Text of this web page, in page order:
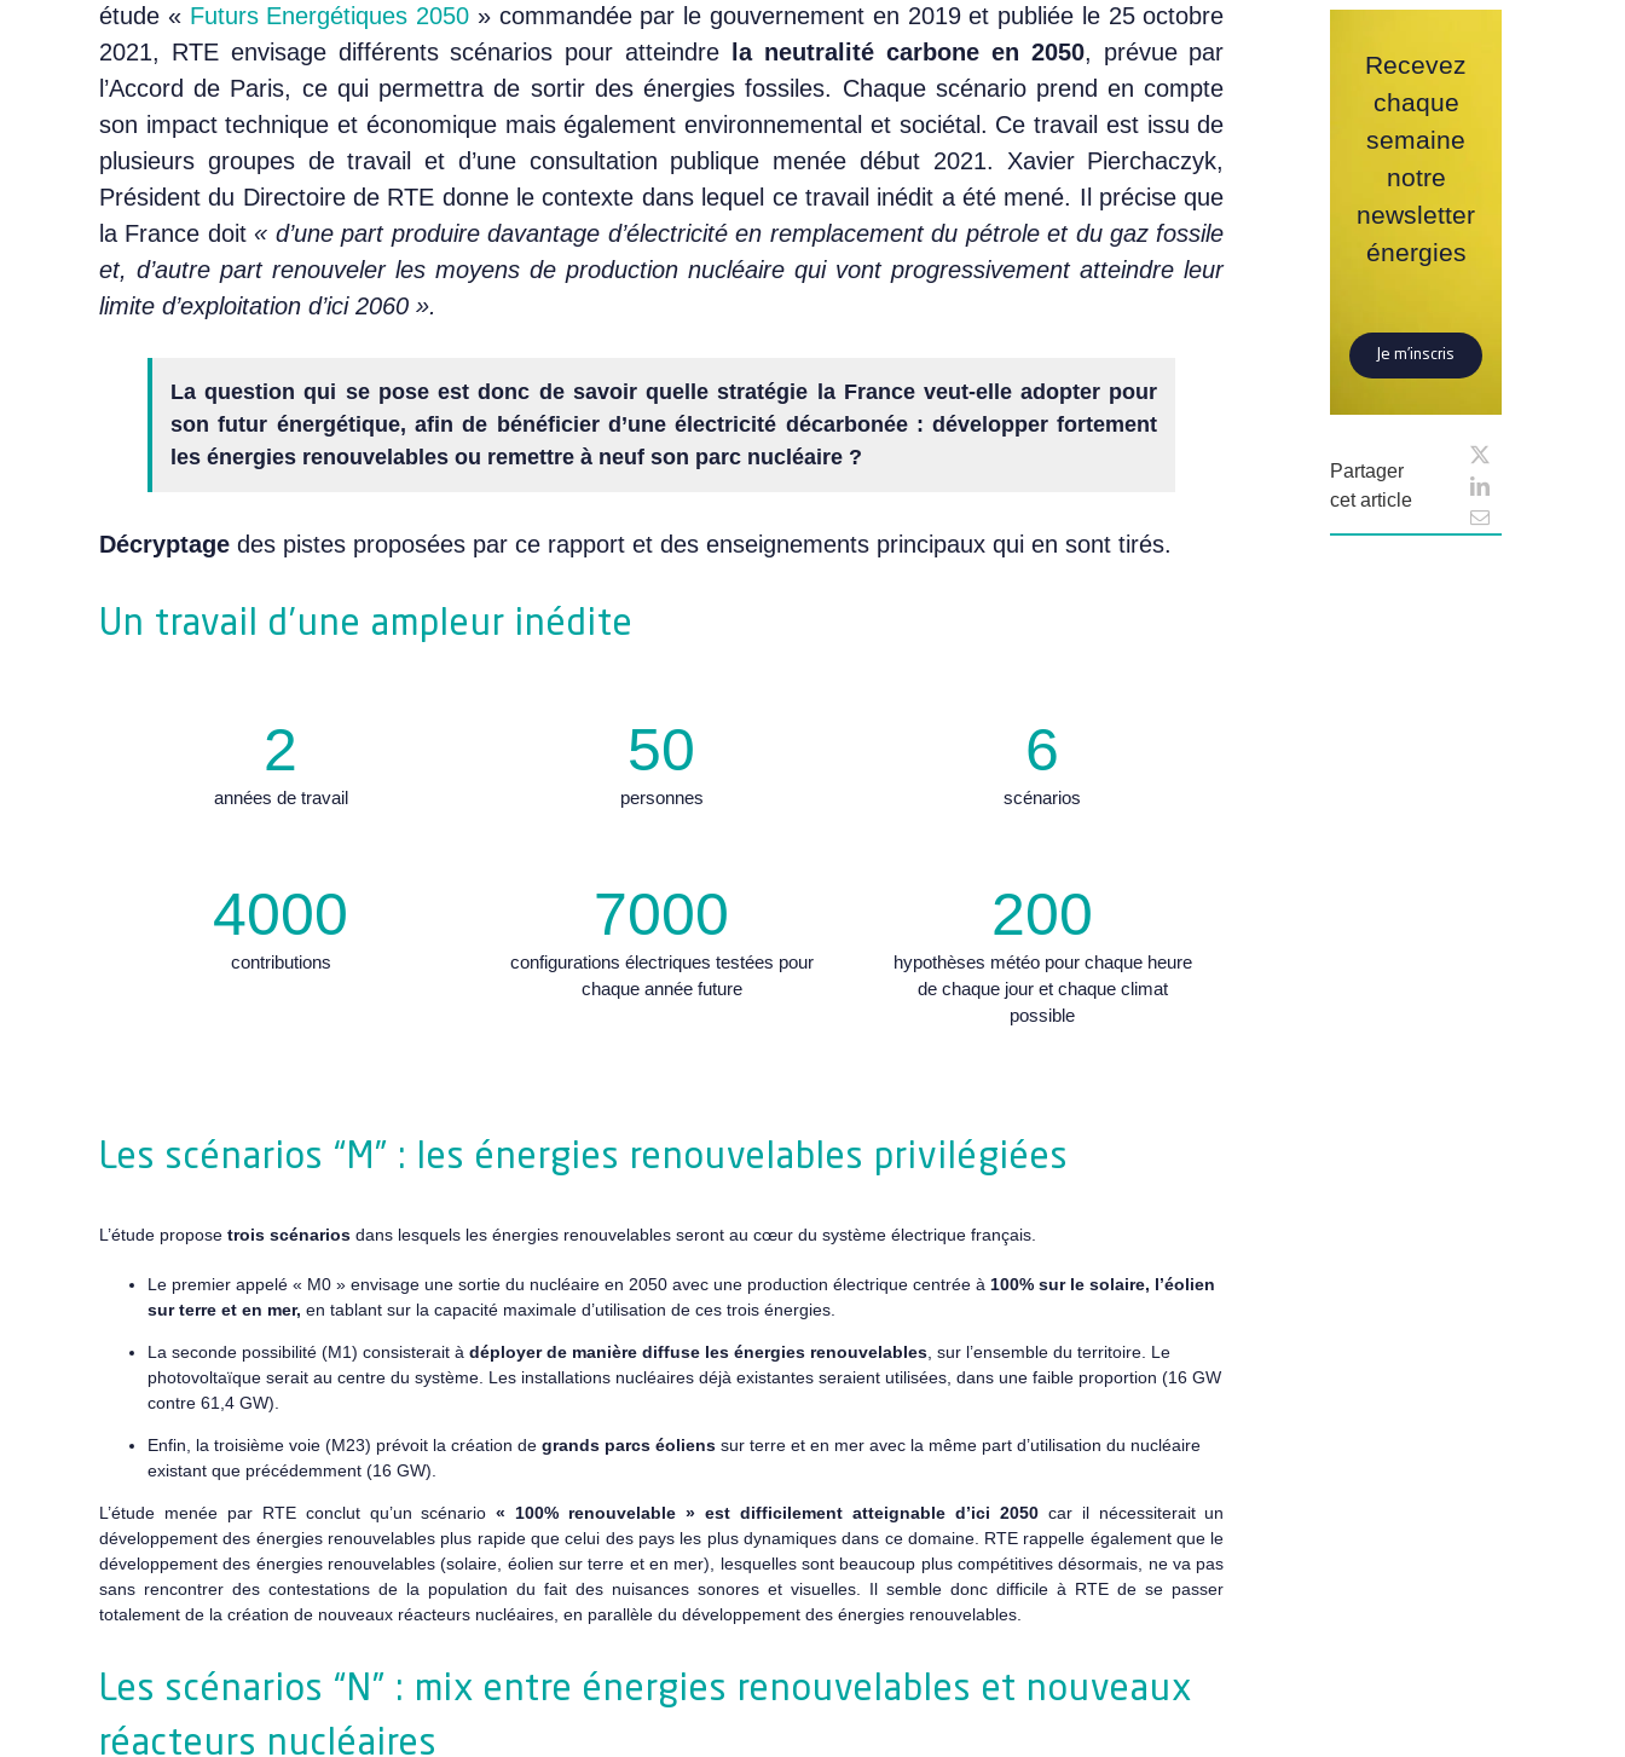
étude « Futurs Energétiques 2050 » commandée par le gouvernement en 2019 et publiée le 25 octobre
2021, RTE envisage différents scénarios pour atteindre
la neutralité carbone en 2050, prévue par
l’Accord de Paris, ce qui permettra de sortir des énergies fossiles. Chaque scénario prend en compte
son impact technique et économique mais également environnemental et sociétal. Ce travail est issu de
plusieurs groupes de travail et d’une consultation publique menée début 2021. Xavier Pierchaczyk,
Président du Directoire de RTE donne le contexte dans lequel ce travail inédit a été mené. Il précise que
la France doit« d’une part produire davantage d’électricité en remplacement du pétrole et du gaz fossile
et, d’autre part renouveler les moyens de production nucléaire qui vont progressivement atteindre leur
limite d’exploitation d’ici 2060 ».
La question qui se pose est donc de savoir quelle stratégie la France veut-elle adopter pour
son futur énergétique, afin de bénéficier d’une électricité décarbonée : développer fortement
les énergies renouvelables ou remettre à neuf son parc nucléaire ?
Décryptagedes pistes proposées par ce rapport et des enseignements principaux qui en sont tirés.
Un travail d’une ampleur inédite
2
années de travail
50
personnes
6
scénarios
4000
contributions
7000
configurations électriques testées pour
chaque année future
200
hypothèses météo pour chaque heure
de chaque jour et chaque climat
possible
Les scénarios “M” : les énergies renouvelables privilégiées
L’étude proposetrois scénariosdans lesquels les énergies renouvelables seront au cœur du système électrique français.
Le premier appelé « M0 » envisage une sortie du nucléaire en 2050 avec une production électrique centrée à 100% sur le solaire, l’éolien
sur terre et en mer, en tablant sur la capacité maximale d’utilisation de ces trois énergies.
La seconde possibilité (M1) consisterait à déployer de manière diffuse les énergies renouvelables, sur l’ensemble du territoire. Le
photovoltaïque serait au centre du système. Les installations nucléaires déjà existantes seraient utilisées, dans une faible proportion (16 GW
contre 61,4 GW).
Enfin, la troisième voie (M23) prévoit la création de grands parcs éolienssur terre et en mer avec la même part d’utilisation du nucléaire
existant que précédemment (16 GW).
L’étude menée par RTE conclut qu’un scénario« 100% renouvelable » est difficilement atteignable d’ici 2050car il nécessiterait un
développement des énergies renouvelables plus rapide que celui des pays les plus dynamiques dans ce domaine. RTE rappelle également que le
développement des énergies renouvelables (solaire, éolien sur terre et en mer), lesquelles sont beaucoup plus compétitives désormais, ne va pas
sans rencontrer des contestations de la population du fait des nuisances sonores et visuelles. Il semble donc difficile à RTE de se passer
totalement de la création de nouveaux réacteurs nucléaires, en parallèle du développement des énergies renouvelables.
Les scénarios “N” : mix entre énergies renouvelables et nouveaux
réacteurs nucléaires
Recevez
chaque
semaine
notre
newsletter
énergies
Je m’inscris
Partager
cet article